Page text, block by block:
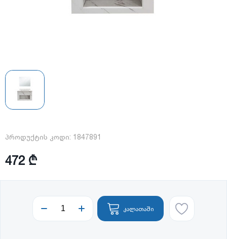
პროდუქტის კოდი: 1847891
472 ₾
კალათაში